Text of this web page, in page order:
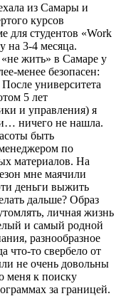
из Самары и
курсов
для студентов «Work
на 3-4 месяца.
жить» в Самаре у
менее безопасен:
университета
5 лет
и управления) я
и… ничего не нашла.
быть
по
материалов. На
мне маячили
деньги выжить
дальше? Образ
личная жизнь
и самый родной
разнообразное
что-то свербело от
не очень довольны
меня к поиску
за границей.